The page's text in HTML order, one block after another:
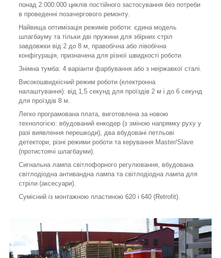
понад 2.000.000 циклів постійного застосування без потреби
в проведенні позачергового ремонту.
Найвища оптимізація режимів роботи: єдина модель
шлагбауму та тільки дві пружини для збірних стріл
завдовжки від 2 до 8 м, правобічна або лівобічна
конфігурація, призначена для різної швидкості роботи.
Знімна тумба: 4 варіанти фарбування або з неіржавкої сталі.
Високошвидкісний режим роботи (електронна
налаштування): від 1,5 секунд для проїздів 2 м і до 6 секунд
для проїздів 8 м.
Легко програмована плата, виготовлена за новою
технологією: вбудований енкодер (з зміною напрямку руху у
разі виявлення перешкоди), два вбудовані петльові
детектори, різні режими роботи та керування Master/Slave
(протистоячі шлагбауми).
Сигнальна лампа світлофорного регулювання, вбудована
світлодіодна антивандна лампа та світлодіодна лампа для
стріли (аксесуари).
Сумісний із монтажною пластиною 620 і 640 (Retrofit).